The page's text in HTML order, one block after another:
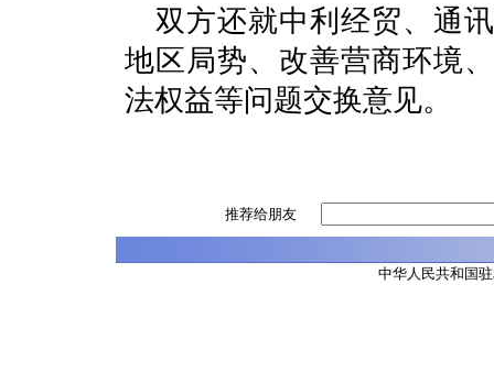
双方还就中利经贸、通
地区局势、改善营商环境
法权益等问题交换意见。
推荐给朋友
中华人民共和国